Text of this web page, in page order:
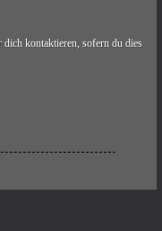
dich kontaktieren, sofern du dies